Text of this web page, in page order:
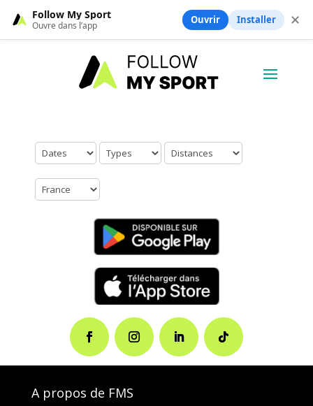
Aucun résultat trouvé.
A propos de FMS
Follow My Sport
Ouvre dans l’app Ouvrir Installer ✕